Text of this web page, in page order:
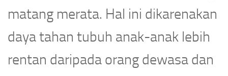
matang merata. Hal ini dikarenakan
daya tahan tubuh anak-anak lebih
rentan daripada orang dewasa dan